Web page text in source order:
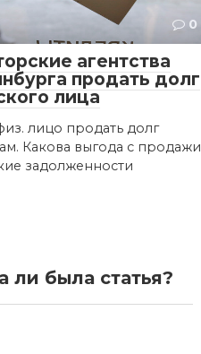
0
агентства
продать долг
лица
лицо продать долг
Какова выгода с продажи
задолженности
ли была статья?